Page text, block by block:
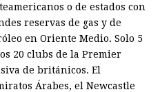
o de estados con
reservas de gas y de
en Oriente Medio. Solo 5
20 clubs de la Premier
de británicos. El
Árabes, el Newcastle